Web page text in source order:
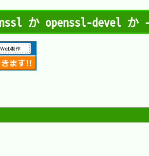
か openssl-devel か -